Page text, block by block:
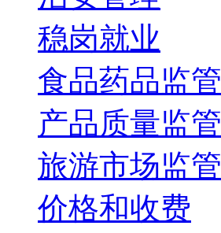
稳岗就业
食品药品监管
产品质量监管
旅游市场监管
价格和收费